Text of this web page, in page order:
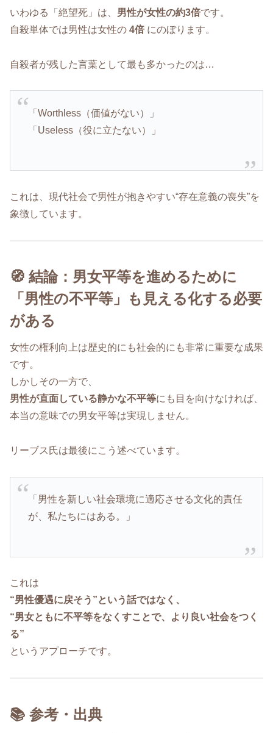
いわゆる「絶望死」は、 男性が女性の約3倍です。
自殺単体では男性は女性の 4倍 にのぼります。
自殺者が残した言葉として最も多かったのは…
「Worthless（価値がない）」
「Useless（役に立たない）」
これは、現代社会で男性が抱きやすい“存在意義の喪失”を
象徴しています。
🧭 結論：男女平等を進めるために
「男性の不平等」も見える化する必要
がある
女性の権利向上は歴史的にも社会的にも非常に重要な成果
です。
しかしその一方で、
男性が直面している静かな不平等にも目を向けなければ、
本当の意味での男女平等は実現しません。
リーブス氏は最後にこう述べています。
「男性を新しい社会環境に適応させる文化的責任
が、私たちにはある。」
これは
“男性優遇に戻そう”という話ではなく、
“男女ともに不平等をなくすことで、より良い社会をつく
る”
というアプローチです。
📚 参考・出典